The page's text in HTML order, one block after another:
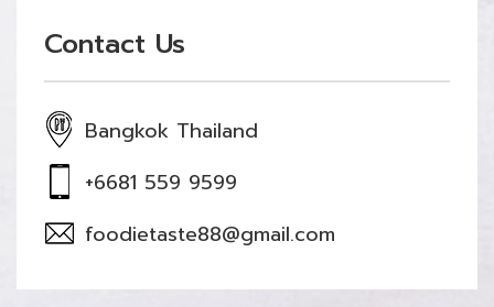
Contact Us
Bangkok Thailand
+6681 559 9599
foodietaste88@gmail.com